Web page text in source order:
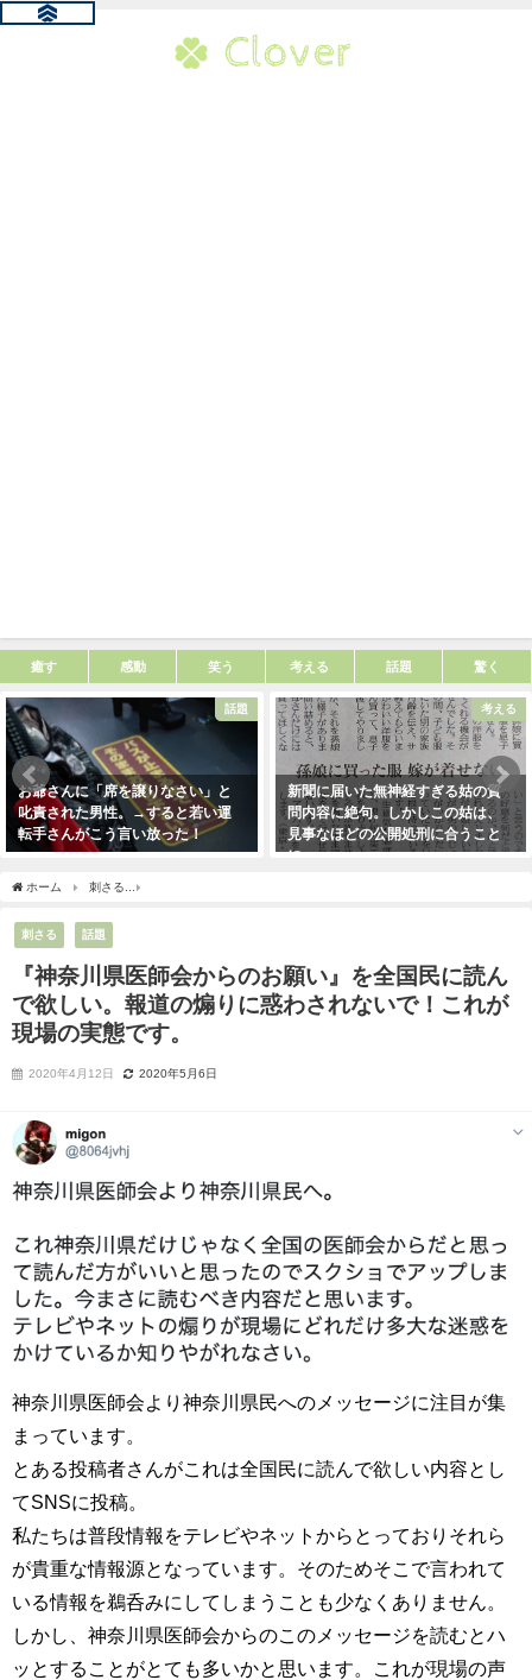
癒す 感動 笑う 考える 話題 驚く
話題
お爺さんに「席を譲りなさい」と
叱責された男性。→すると若い運
転手さんがこう言い放った！
考える
新聞に届いた無神経すぎる姑の質
問内容に絶句。しかしこの姑は、
見事なほどの公開処刑に合うこと
に・・・
ホーム 刺さる
刺さる 話題
『神奈川県医師会からのお願い』を全国民に読ん
で欲しい。報道の煽りに惑わされないで！これが
現場の実態です。
2020年4月12日 2020年5月6日
神奈川県医師会より神奈川県民へのメッセージに注目が集
まっています。
とある投稿者さんがこれは全国民に読んで欲しい内容とし
てSNSに投稿。
私たちは普段情報をテレビやネットからとっておりそれら
が貴重な情報源となっています。そのためそこで言われて
いる情報を鵜呑みにしてしまうことも少なくありません。
しかし、神奈川県医師会からのこのメッセージを読むとハ
ッとすることがとても多いかと思います。これが現場の声